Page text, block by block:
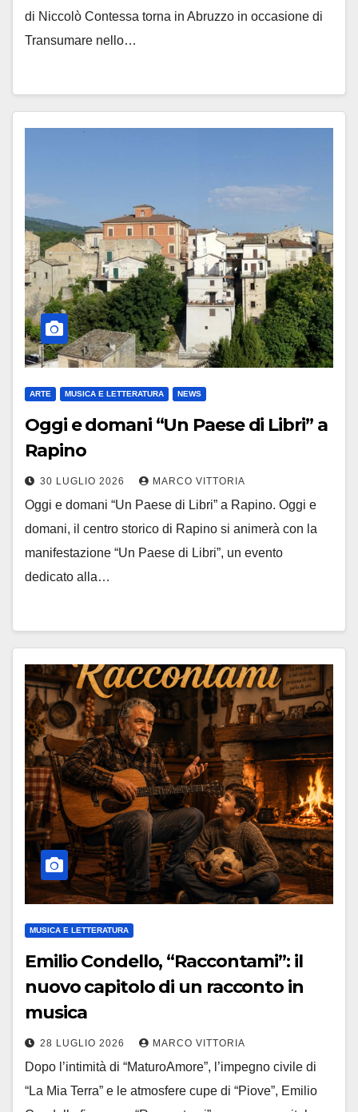
di Niccolò Contessa torna in Abruzzo in occasione di
Transumare nello…
ARTE MUSICA E LETTERATURA NEWS
Oggi e domani “Un Paese di Libri” a
Rapino
30 LUGLIO 2026 MARCO VITTORIA
Oggi e domani “Un Paese di Libri” a Rapino. Oggi e
domani, il centro storico di Rapino si animerà con la
manifestazione “Un Paese di Libri”, un evento
dedicato alla…
MUSICA E LETTERATURA
Emilio Condello, “Raccontami”: il
nuovo capitolo di un racconto in
musica
28 LUGLIO 2026 MARCO VITTORIA
Dopo l’intimità di “MaturoAmore”, l’impegno civile di
“La Mia Terra” e le atmosfere cupe di “Piove”, Emilio